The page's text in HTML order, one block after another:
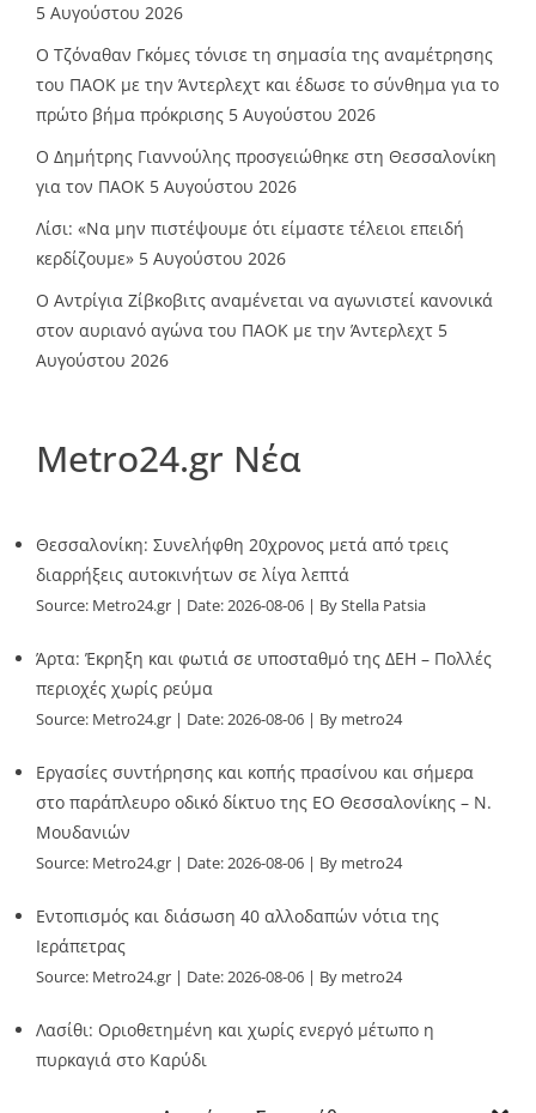
5 Αυγούστου 2026
Ο Τζόναθαν Γκόμες τόνισε τη σημασία της αναμέτρησης
του ΠΑΟΚ με την Άντερλεχτ και έδωσε το σύνθημα για το
πρώτο βήμα πρόκρισης 5 Αυγούστου 2026
Ο Δημήτρης Γιαννούλης προσγειώθηκε στη Θεσσαλονίκη
για τον ΠΑΟΚ 5 Αυγούστου 2026
Λίσι: «Να μην πιστέψουμε ότι είμαστε τέλειοι επειδή
κερδίζουμε» 5 Αυγούστου 2026
Ο Αντρίγια Ζίβκοβιτς αναμένεται να αγωνιστεί κανονικά
στον αυριανό αγώνα του ΠΑΟΚ με την Άντερλεχτ 5
Αυγούστου 2026
Metro24.gr Νέα
Θεσσαλονίκη: Συνελήφθη 20χρονος μετά από τρεις
διαρρήξεις αυτοκινήτων σε λίγα λεπτά
Source: Metro24.gr Date: 2026-08-06 By Stella Patsia
Άρτα: Έκρηξη και φωτιά σε υποσταθμό της ΔΕΗ – Πολλές
περιοχές χωρίς ρεύμα
Source: Metro24.gr Date: 2026-08-06 By metro24
Εργασίες συντήρησης και κοπής πρασίνου και σήμερα
στο παράπλευρο οδικό δίκτυο της ΕΟ Θεσσαλονίκης – Ν.
Μουδανιών
Source: Metro24.gr Date: 2026-08-06 By metro24
Εντοπισμός και διάσωση 40 αλλοδαπών νότια της
Ιεράπετρας
Source: Metro24.gr Date: 2026-08-06 By metro24
Λασίθι: Οριοθετημένη και χωρίς ενεργό μέτωπο η
πυρκαγιά στο Καρύδι